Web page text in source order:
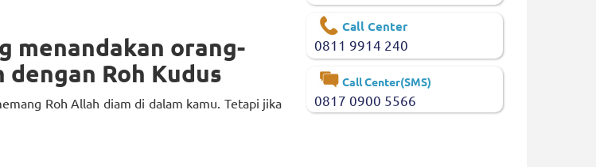
menandakan orang-
Roh Kudus
Roh Allah diam di dalam kamu. Tetapi jika
Call Center
0811 9914 240
Call Center(SMS)
0817 0900 5566